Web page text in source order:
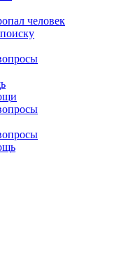
человек